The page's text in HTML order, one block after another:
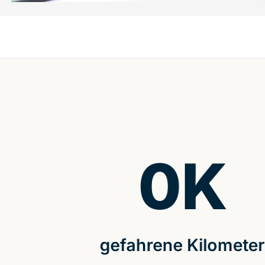
gefahrene Kilometer
0K